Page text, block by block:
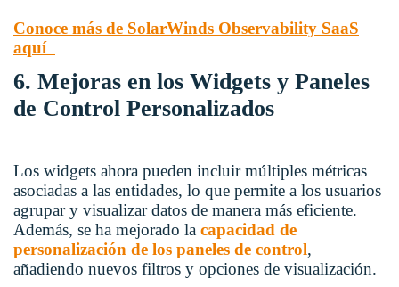
Conoce más de SolarWinds Observability SaaS
aquí
6. Mejoras en los Widgets y Paneles
de Control Personalizados
Los widgets ahora pueden incluir múltiples métricas
asociadas a las entidades, lo que permite a los usuarios
agrupar y visualizar datos de manera más eficiente.
Además, se ha mejorado la capacidad de
personalización de los paneles de control,
añadiendo nuevos filtros y opciones de visualización.